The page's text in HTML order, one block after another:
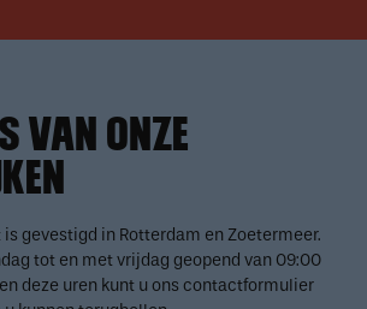
VAN ONZE
is gevestigd in Rotterdam en Zoetermeer.
tot en met vrijdag geopend van 09:00
deze uren kunt u ons contactformulier